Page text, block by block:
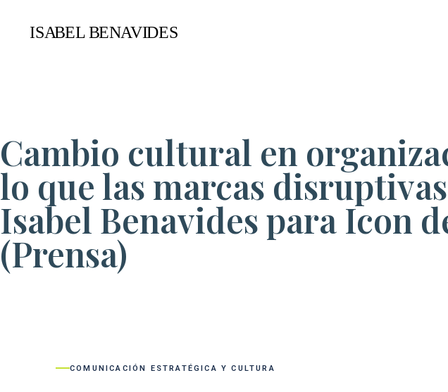
Cambio cultural en
lo que las marcas
Isabel Benavides para Icon
(Prensa)
COMUNICACIÓN ESTRATÉGICA Y CULTURA